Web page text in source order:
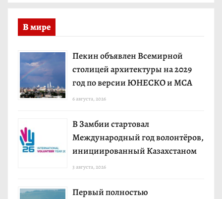
В мире
Пекин объявлен Всемирной
столицей архитектуры на 2029
год по версии ЮНЕСКО и МСА
6 августа, 2026
В Замбии стартовал
Международный год волонтёров,
инициированный Казахстаном
3 августа, 2026
Первый полностью